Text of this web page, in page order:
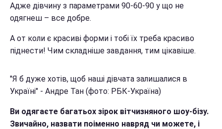
Адже дівчину з параметрами 90-60-90 у що не
одягнеш – все добре.
А от коли є красиві форми і тобі їх треба красиво
піднести! Чим складніше завдання, тим цікавіше.
"Я б дуже хотів, щоб наші дівчата залишалися в
Україні" - Андре Тан (фото: РБК-Україна)
Ви одягаєте багатьох зірок вітчизняного шоу-бізу.
Звичайно, назвати поіменно навряд чи можете, і